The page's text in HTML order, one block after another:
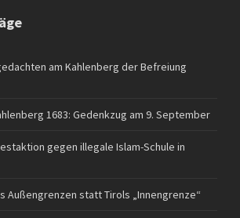
am Kahlenberg der Befreiung
1683: Gedenkzug am 9. September
gegen illegale Islam-Schule in
Außengrenzen statt Tirols „Innengrenze“